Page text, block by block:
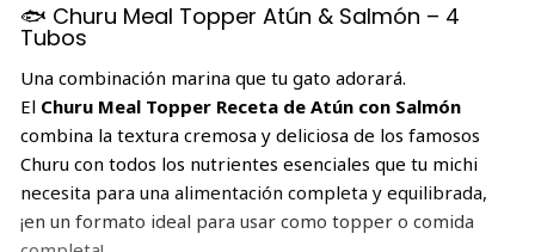
🐟 Churu Meal Topper Atún & Salmón – 4
Tubos
Una combinación marina que tu gato adorará.
El Churu Meal Topper Receta de Atún con Salmón
combina la textura cremosa y deliciosa de los famosos
Churu con todos los nutrientes esenciales que tu michi
necesita para una alimentación completa y equilibrada,
¡en un formato ideal para usar como topper o comida